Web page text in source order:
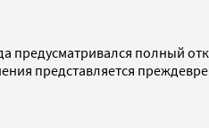
полный
представляется